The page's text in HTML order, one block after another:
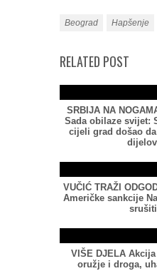
Beograd Hapšenje
RELATED POST
SRBIJA NA
Sada obilaze svijet:
cijeli grad došao
VUČIĆ TRAŽI
Američke sankcije
VIŠE DJELA
oružje i droga,